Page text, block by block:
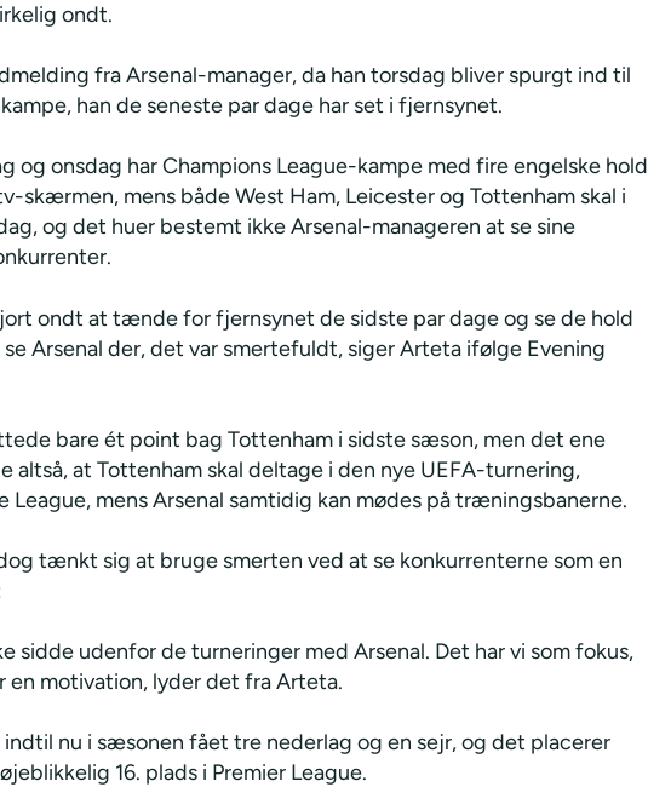
ondt.
fra Arsenal-manager, da han torsdag bliver spurgt ind til
han de seneste par dage har set i fjernsynet.
og onsdag har Champions League-kampe med fire engelske hold
skærmen, mens både West Ham, Leicester og Tottenham skal i
og det huer bestemt ikke Arsenal-manageren at se sine
ondt at tænde for fjernsynet de sidste par dage og se de hold
Arsenal der, det var smertefuldt, siger Arteta ifølge Evening
bare ét point bag Tottenham i sidste sæson, men det ene
altså, at Tottenham skal deltage i den nye UEFA-turnering,
League, mens Arsenal samtidig kan mødes på træningsbanerne.
tænkt sig at bruge smerten ved at se konkurrenterne som en
sidde udenfor de turneringer med Arsenal. Det har vi som fokus,
en motivation, lyder det fra Arteta.
indtil nu i sæsonen fået tre nederlag og en sejr, og det placerer
16. plads i Premier League.